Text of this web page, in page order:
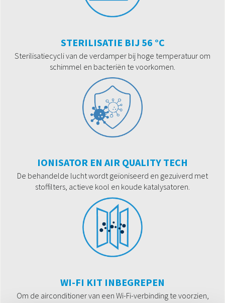
STERILISATIE BIJ 56 °C
Sterilisatiecycli van de verdamper bij hoge temperatuur om
schimmel en bacteriën te voorkomen.
IONISATOR EN AIR QUALITY TECH
De behandelde lucht wordt geïoniseerd en gezuiverd met
stoffilters, actieve kool en koude katalysatoren.
WI-FI KIT INBEGREPEN
Om de airconditioner van een Wi-Fi-verbinding te voorzien,